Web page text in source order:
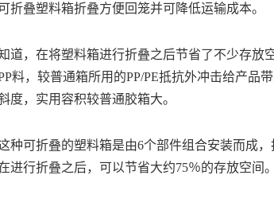
折叠塑料箱折叠方便回笼并可降低运输成本。
道，在将塑料箱进行折叠之后节省了不少存放
料，较普通箱所用的PP/PE抵抗外冲击给产品
度，实用容积较普通胶箱大。
种可折叠的塑料箱是由6个部件组合安装而成，
在进行折叠之后，可以节省大约75％的存放空间。